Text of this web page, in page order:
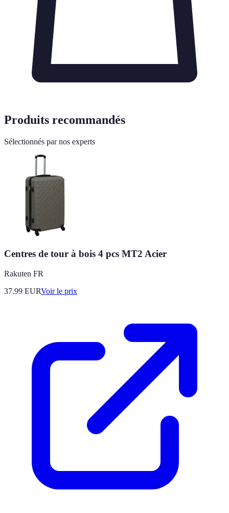
Produits recommandés
Sélectionnés par nos experts
Centres de tour à bois 4 pcs MT2 Acier
Rakuten FR
37.99 EURVoir le prix